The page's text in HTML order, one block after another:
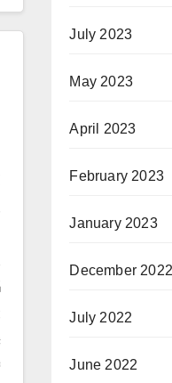
July 2023
May 2023
April 2023
February 2023
January 2023
December 2022
July 2022
June 2022